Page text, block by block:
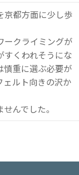
京都方面に少し歩
ークライミングが
すくわれそうにな
慎重に選ぶ必要が
ェルト向きの沢か
んでした。